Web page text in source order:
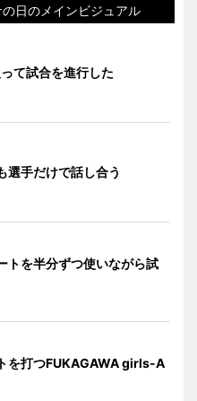
日のメインビジュアル
て試合を進行した
選手だけで話し合う
トを半分ずつ使いながら試
を打つFUKAGAWA girls-A